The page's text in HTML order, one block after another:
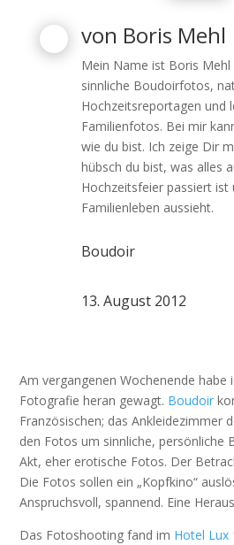
von Boris Mehl
Mein Name ist Boris
sinnliche Boudoirfotos,
Hochzeitsreportagen und
Familienfotos. Bei mir
wie du bist. Ich zeige Dir
hübsch du bist, was alles
Hochzeitsfeier passiert ist
Familienleben aussieht.
Boudoir
13. August 2012
Am vergangenen Wochenende habe
Fotografie heran gewagt. Boudoir
Französischen; das Ankleidezimmer
den Fotos um sinnliche, persönliche
Akt, eher erotische Fotos. Der
Die Fotos sollen ein „Kopfkino“
Anspruchsvoll, spannend. Eine
Das Fotoshooting fand im Hotel Lux